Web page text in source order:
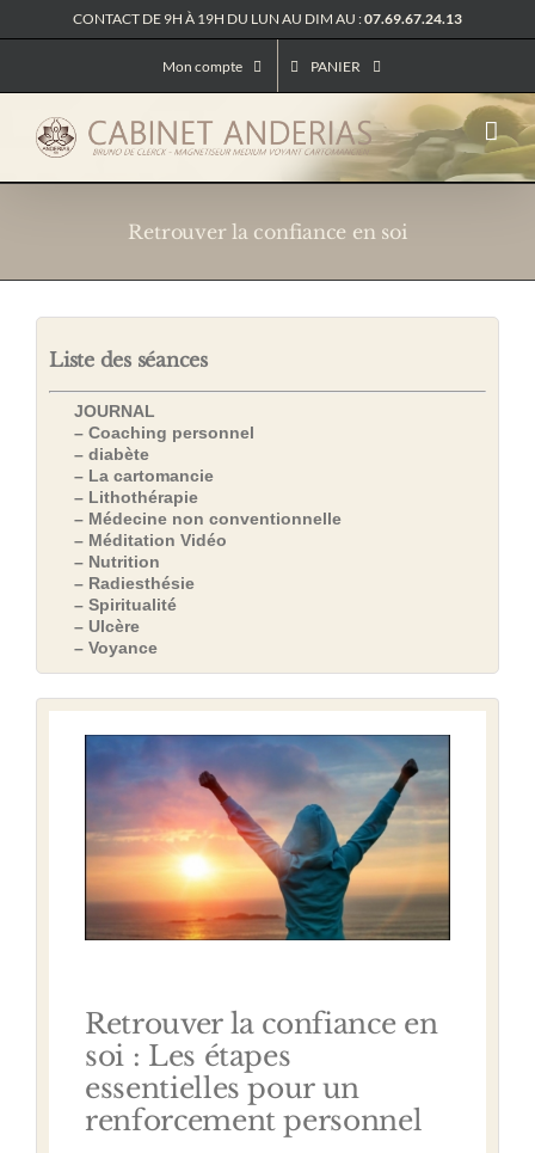
au
CONTACT DE 9H À 19H DU LUN AU DIM AU :07.69.67.24.13
Mon compte PANIER
Retrouver la confiance en soi
Liste des séances
JOURNAL
– Coaching personnel
– diabète
– La cartomancie
– Lithothérapie
– Médecine non conventionnelle
– Méditation Vidéo
– Nutrition
– Radiesthésie
– Spiritualité
– Ulcère
– Voyance
Retrouver la confiance en
soi : Les étapes
essentielles pour un
renforcement personnel